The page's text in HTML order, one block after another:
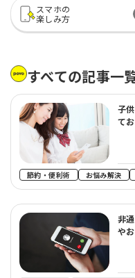
スマホの
楽しみ方
すべての記事一
子
て
節約・便利術 お悩み解決
非
や